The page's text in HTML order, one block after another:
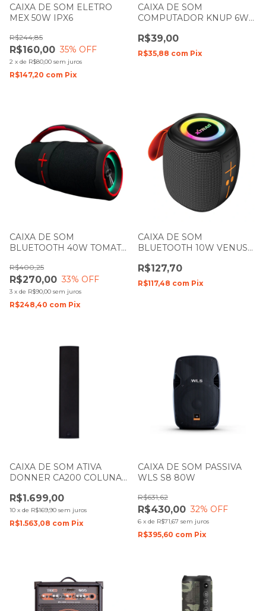
CAIXA DE SOM ELETRO
MEX 50W IPX6
R$160,00
R$244,85
35% OFF
2 x de R$80,00 sem juros
R$147,20 com Pix
CAIXA DE SOM
COMPUTADOR KNUP 6W
R$39,00
R$35,88 com Pix
CAIXA DE SOM
BLUETOOTH 40W TOMATE
R$270,00
R$400,25
33% OFF
3 x de R$90,00 sem juros
R$248,40 com Pix
CAIXA DE SOM
BLUETOOTH 10W VENUS
R$127,70
R$117,48 com Pix
CAIXA DE SOM ATIVA
DONNER CA200 COLUNA
R$1.699,00
10 x de R$169,90 sem juros
R$1.563,08 com Pix
CAIXA DE SOM PASSIVA
WLS S8 80W
R$430,00
R$631,62
32% OFF
6 x de R$71,67 sem juros
R$395,60 com Pix